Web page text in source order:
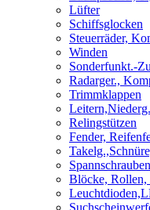
Lüfter
Schiffsglocken
Steuerräder,
Winden
Sonderfunkt.-
Radarger.,
Trimmklappen
Relingstützen
Fender,
Spannschrauben
Blöcke, Rollen,